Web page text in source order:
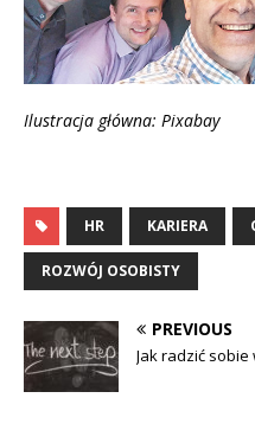
Ilustracja główna: Pixabay
HR KARIERA
ROZWÓJ OSOBISTY
PREVIOUS
Jak radzić